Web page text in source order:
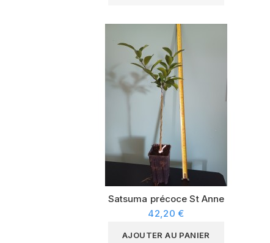
Satsuma précoce St Anne
42,20 €
AJOUTER AU PANIER